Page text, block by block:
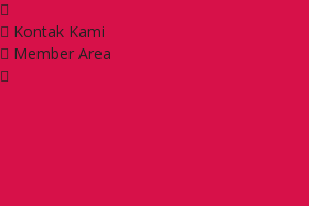
Kontak Kami
Member Area